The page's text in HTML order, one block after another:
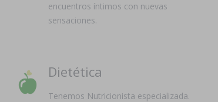
encuentros íntimos con nuevas
sensaciones.
Dietética
Tenemos Nutricionista especializada.